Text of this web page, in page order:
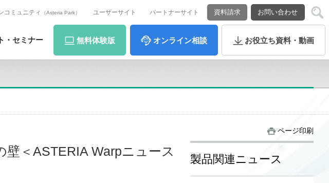
コミュニティ （Asteria Park） ユーザーサイト パートナーサイト 資料請求 お問い合わせ
・ セミナー 無料体験版 オンライン相談 お役立ち資料・動画
＜ASTERIA Warpニュース
ページ印刷
製品関連ニュース